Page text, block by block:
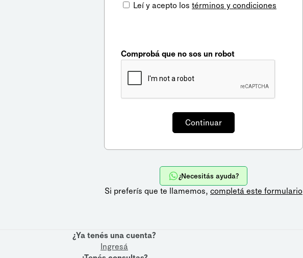
Leí y acepto los términos y condiciones
Comprobá que no sos un robot
¿Necesitás ayuda?
Si preferís que te llamemos, completá este formulario
¿Ya tenés una cuenta?
Ingresá